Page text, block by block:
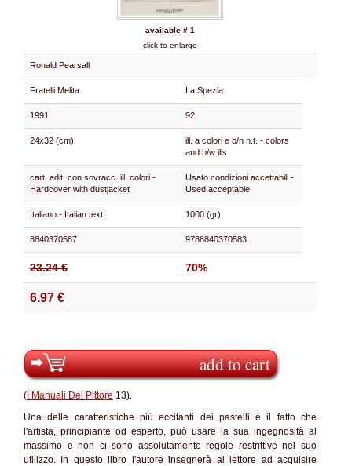
available # 1
click to enlarge
Ronald Pearsall
Fratelli Melita La Spezia
1991 92
24x32 (cm)
ill. a colori e b/n n.t. - colors
and b/w ills
cart. edit. con sovracc. ill. colori -
Hardcover with dustjacket
Usato condizioni accettabili -
Used acceptable
Italiano - Italian text 1000 (gr)
8840370587 9788840370583
23.24 € 70%
6.97 €
add to cart
( I Manuali Del Pittore 13).
Una delle caratteristiche più eccitanti dei pastelli è il fatto che
l'artista, principiante od esperto, può usare la sua ingegnosità al
massimo e non ci sono assolutamente regole restrittive nel suo
utilizzo. In questo libro l'autore insegnerà al lettore ad acquisire